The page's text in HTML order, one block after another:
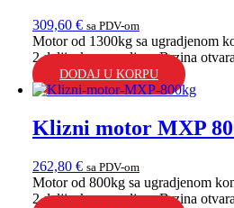
309,60 € sa PDV-om
Motor od 1300kg sa ugradjenom
2 daljinska upravljaca Brzina
DODAJ U KORPU
Klizni motor MXP
262,80 € sa PDV-om
Motor od 800kg sa ugradjenom
2 daljinska upravljaca Brzina